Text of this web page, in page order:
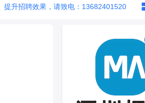
提升招聘效果，请致电：13682401520